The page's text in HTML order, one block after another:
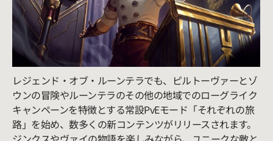
レジェンド・オブ・ルーンテラでも、ピルトーヴァーとゾ
ウンの冒険やルーンテラのその他の地域でのローグライク
キャンペーンを特徴とする常設PvEモード「それぞれの旅
路」を始め、数多くの新コンテンツがリリースされます。